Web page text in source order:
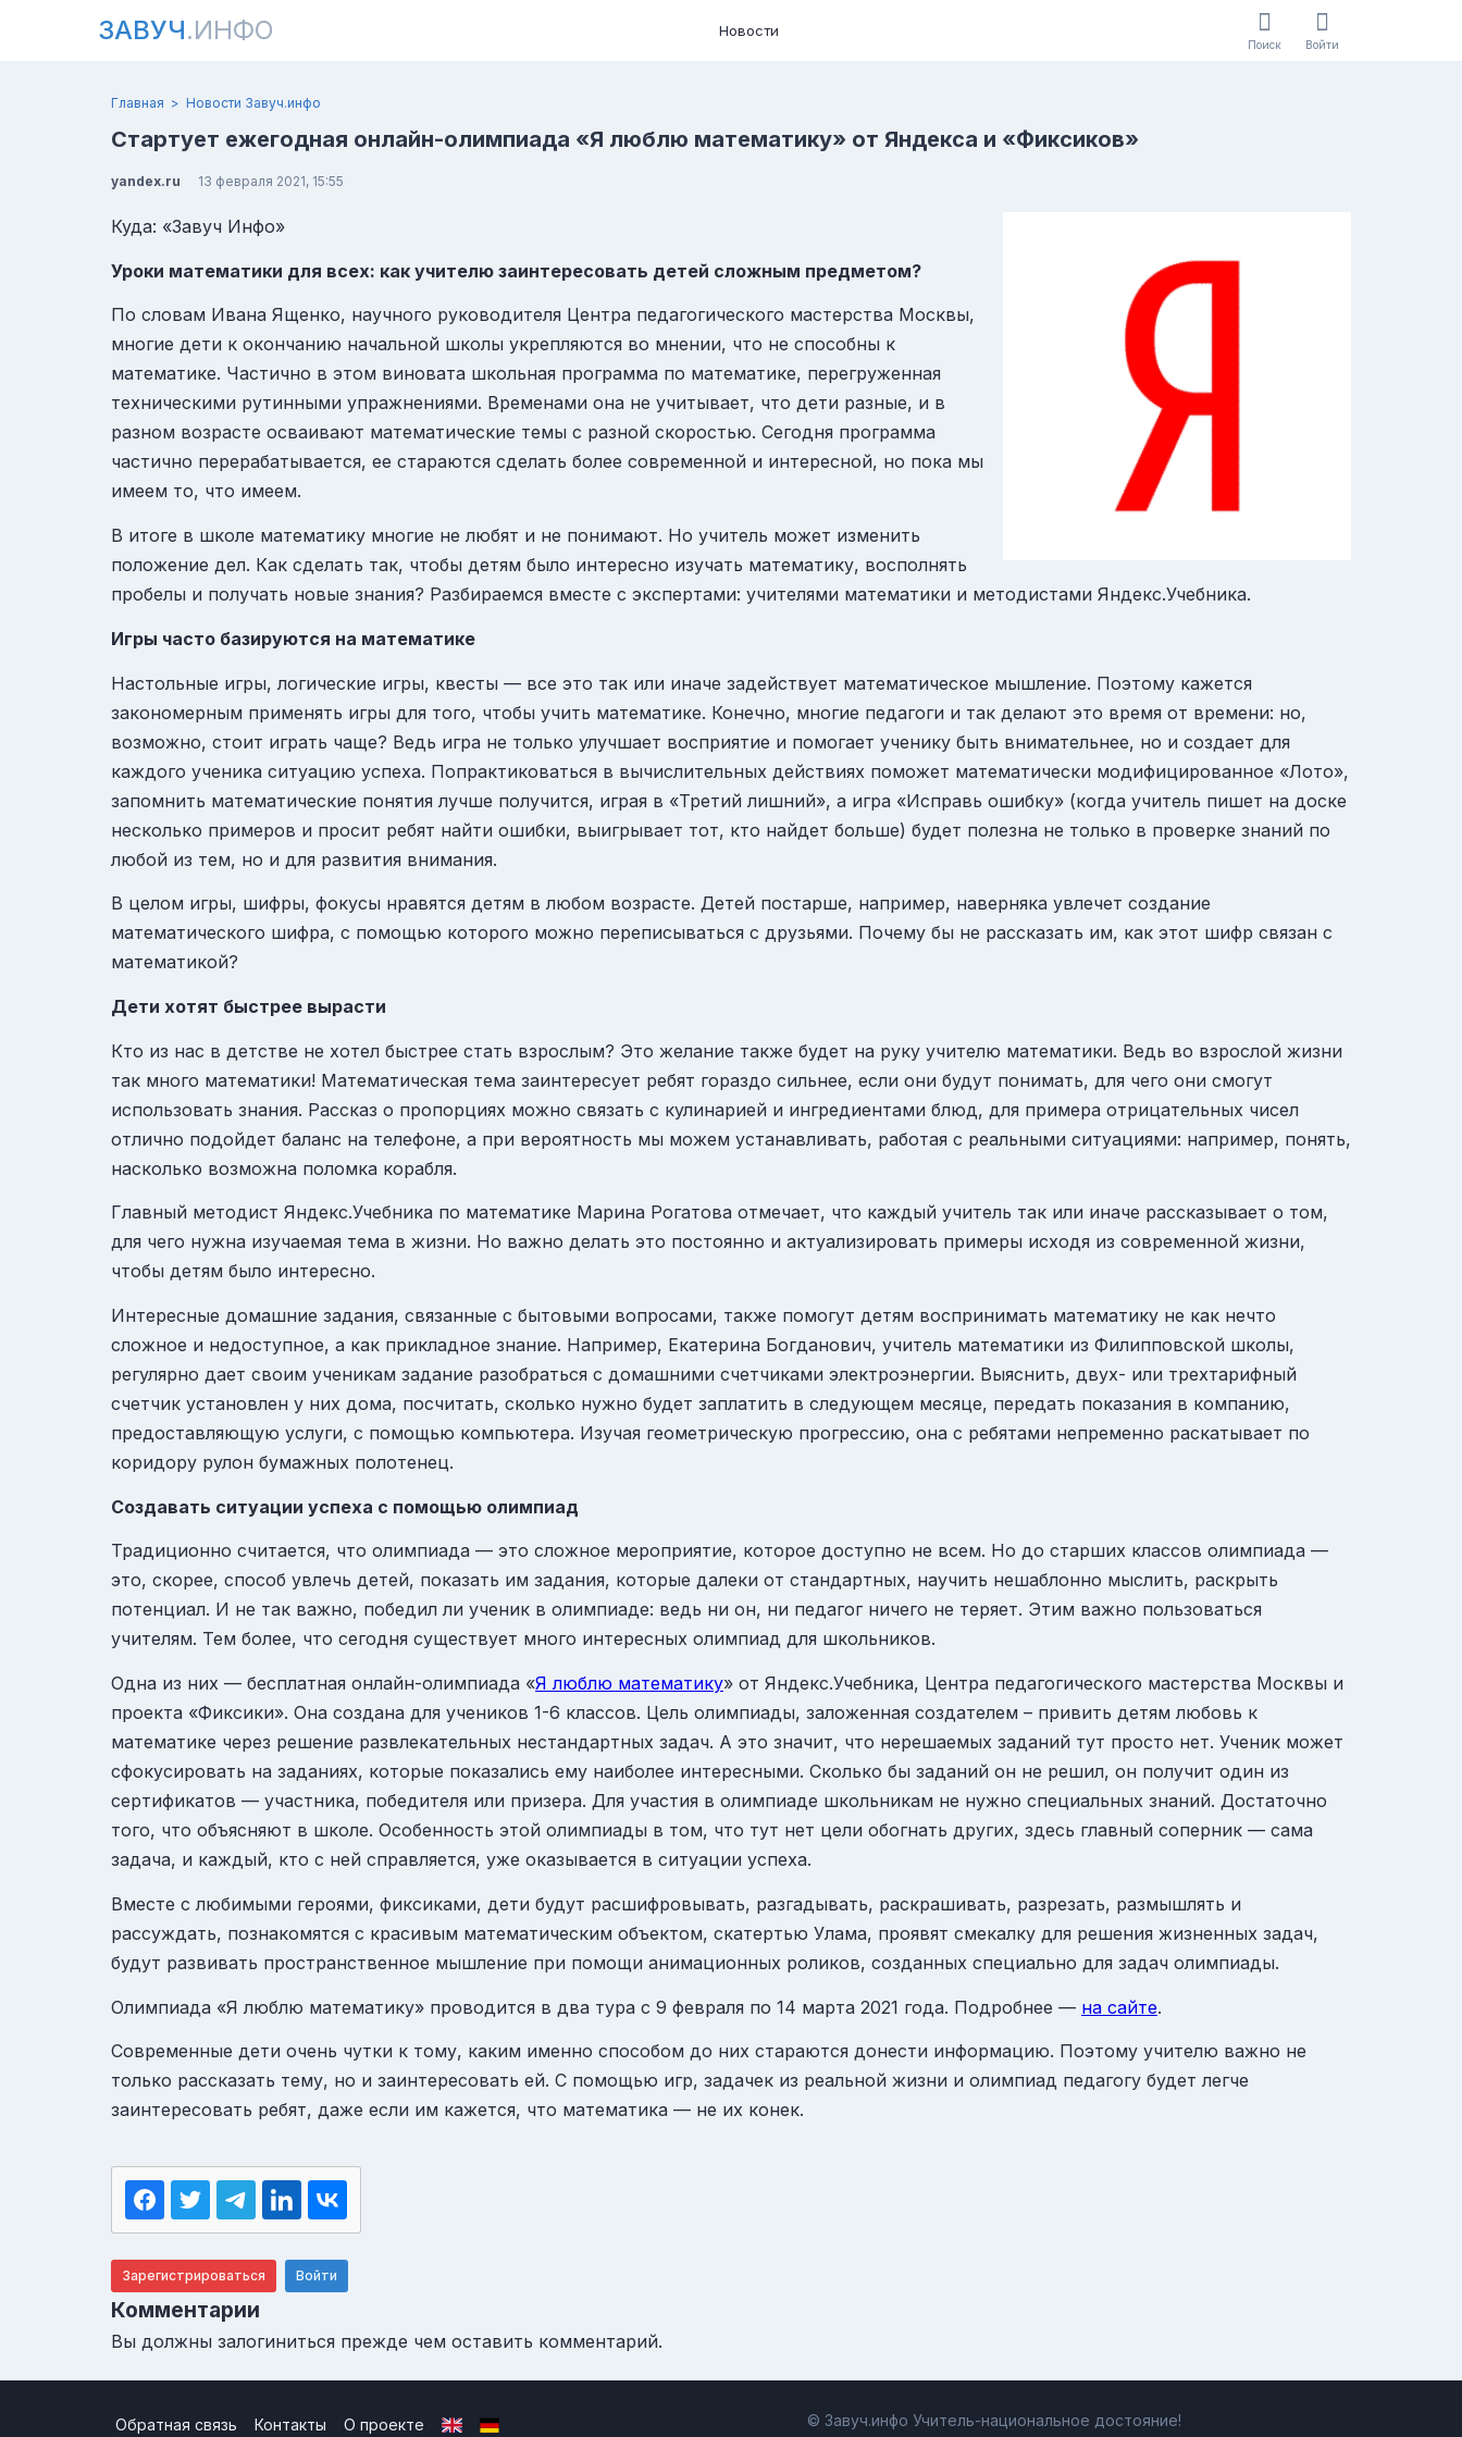
ЗАВУЧ.ИНФО Новости
Поиск Войти
Главная Новости Завуч.инфо
Стартует ежегодная онлайн-олимпиада «Я люблю математику»‎ от Яндекса и «Фиксиков»
yandex.ru 13 февраля 2021, 15:55
Куда: «Завуч Инфо»
Уроки математики для всех: как учителю заинтересовать детей сложным предметом?
По словам Ивана Ященко, научного руководителя Центра педагогического мастерства Москвы,
многие дети к окончанию начальной школы укрепляются во мнении, что не способны к
математике. Частично в этом виновата школьная программа по математике, перегруженная
техническими рутинными упражнениями. Временами она не учитывает, что дети разные, и в
разном возрасте осваивают математические темы с разной скоростью. Сегодня программа
частично перерабатывается, ее стараются сделать более современной и интересной, но пока мы
имеем то, что имеем.
В итоге в школе математику многие не любят и не понимают. Но учитель может изменить
положение дел. Как сделать так, чтобы детям было интересно изучать математику, восполнять
пробелы и получать новые знания? Разбираемся вместе с экспертами: учителями математики и методистами Яндекс.Учебника.
Игры часто базируются на математике
Настольные игры, логические игры, квесты — все это так или иначе задействует математическое мышление. Поэтому кажется
закономерным применять игры для того, чтобы учить математике. Конечно, многие педагоги и так делают это время от времени: но,
возможно, стоит играть чаще? Ведь игра не только улучшает восприятие и помогает ученику быть внимательнее, но и создает для
каждого ученика ситуацию успеха. Попрактиковаться в вычислительных действиях поможет математически модифицированное «Лото»,
запомнить математические понятия лучше получится, играя в «Третий лишний», а игра «Исправь ошибку» (когда учитель пишет на доске
несколько примеров и просит ребят найти ошибки, выигрывает тот, кто найдет больше) будет полезна не только в проверке знаний по
любой из тем, но и для развития внимания.
В целом игры, шифры, фокусы нравятся детям в любом возрасте. Детей постарше, например, наверняка увлечет создание
математического шифра, с помощью которого можно переписываться с друзьями. Почему бы не рассказать им, как этот шифр связан с
математикой?
Дети хотят быстрее вырасти
Кто из нас в детстве не хотел быстрее стать взрослым? Это желание также будет на руку учителю математики. Ведь во взрослой жизни
так много математики! Математическая тема заинтересует ребят гораздо сильнее, если они будут понимать, для чего они смогут
использовать знания. Рассказ о пропорциях можно связать с кулинарией и ингредиентами блюд, для примера отрицательных чисел
отлично подойдет баланс на телефоне, а при вероятность мы можем устанавливать, работая с реальными ситуациями: например, понять,
насколько возможна поломка корабля.
Главный методист Яндекс.Учебника по математике Марина Рогатова отмечает, что каждый учитель так или иначе рассказывает о том,
для чего нужна изучаемая тема в жизни. Но важно делать это постоянно и актуализировать примеры исходя из современной жизни,
чтобы детям было интересно.
Интересные домашние задания, связанные с бытовыми вопросами, также помогут детям воспринимать математику не как нечто
сложное и недоступное, а как прикладное знание. Например, Екатерина Богданович, учитель математики из Филипповской школы,
регулярно дает своим ученикам задание разобраться с домашними счетчиками электроэнергии. Выяснить, двух- или трехтарифный
счетчик установлен у них дома, посчитать, сколько нужно будет заплатить в следующем месяце, передать показания в компанию,
предоставляющую услуги, с помощью компьютера. Изучая геометрическую прогрессию, она с ребятами непременно раскатывает по
коридору рулон бумажных полотенец.
Создавать ситуации успеха с помощью олимпиад
Традиционно считается, что олимпиада — это сложное мероприятие, которое доступно не всем. Но до старших классов олимпиада —
это, скорее, способ увлечь детей, показать им задания, которые далеки от стандартных, научить нешаблонно мыслить, раскрыть
потенциал. И не так важно, победил ли ученик в олимпиаде: ведь ни он, ни педагог ничего не теряет. Этим важно пользоваться
учителям. Тем более, что сегодня существует много интересных олимпиад для школьников.
Одна из них — бесплатная онлайн-олимпиада «Я люблю математику» от Яндекс.Учебника, Центра педагогического мастерства Москвы и
проекта «Фиксики». Она создана для учеников 1-6 классов. Цель олимпиады, заложенная создателем – привить детям любовь к
математике через решение развлекательных нестандартных задач. А это значит, что нерешаемых заданий тут просто нет. Ученик может
сфокусировать на заданиях, которые показались ему наиболее интересными. Сколько бы заданий он не решил, он получит один из
сертификатов — участника, победителя или призера. Для участия в олимпиаде школьникам не нужно специальных знаний. Достаточно
того, что объясняют в школе. Особенность этой олимпиады в том, что тут нет цели обогнать других, здесь главный соперник — сама
задача, и каждый, кто с ней справляется, уже оказывается в ситуации успеха.
Вместе с любимыми героями, фиксиками, дети будут расшифровывать, разгадывать, раскрашивать, разрезать, размышлять и
рассуждать, познакомятся с красивым математическим объектом, скатертью Улама, проявят смекалку для решения жизненных задач,
будут развивать пространственное мышление при помощи анимационных роликов, созданных специально для задач олимпиады.
Олимпиада «Я люблю математику» проводится в два тура с 9 февраля по 14 марта 2021 года. Подробнее — на сайте.
Современные дети очень чутки к тому, каким именно способом до них стараются донести информацию. Поэтому учителю важно не
только рассказать тему, но и заинтересовать ей. С помощью игр, задачек из реальной жизни и олимпиад педагогу будет легче
заинтересовать ребят, даже если им кажется, что математика — не их конек.
Зарегистрироваться Войти
Комментарии
Вы должны залогиниться прежде чем оставить комментарий.
Обратная связь Контакты О проекте
© Завуч.инфо Учитель-национальное достояние!